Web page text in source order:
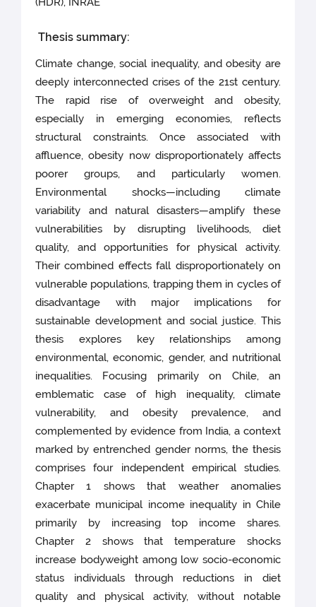
Thesis summary:
Climate change, social inequality, and obesity are
deeply interconnected crises of the 21st century.
The rapid rise of overweight and obesity,
especially in emerging economies, reflects
structural constraints. Once associated with
affluence, obesity now disproportionately affects
poorer groups, and particularly women.
Environmental shocks—including climate
variability and natural disasters—amplify these
vulnerabilities by disrupting livelihoods, diet
quality, and opportunities for physical activity.
Their combined effects fall disproportionately on
vulnerable populations, trapping them in cycles of
disadvantage with major implications for
sustainable development and social justice. This
thesis explores key relationships among
environmental, economic, gender, and nutritional
inequalities. Focusing primarily on Chile, an
emblematic case of high inequality, climate
vulnerability, and obesity prevalence, and
complemented by evidence from India, a context
marked by entrenched gender norms, the thesis
comprises four independent empirical studies.
Chapter 1 shows that weather anomalies
exacerbate municipal income inequality in Chile
primarily by increasing top income shares.
Chapter 2 shows that temperature shocks
increase bodyweight among low socio-economic
status individuals through reductions in diet
quality and physical activity, without notable